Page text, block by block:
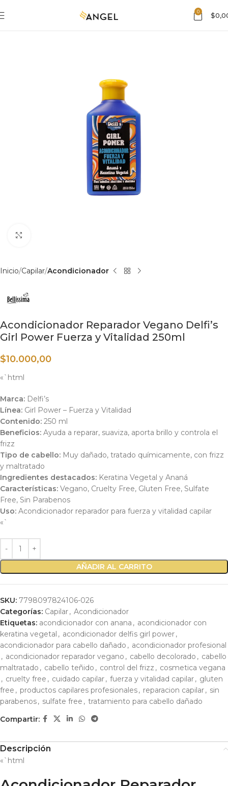
0 $
Inicio Capilar Acondicionador
Acondicionador Reparador Vegano Delfi’s
Girl Power Fuerza y Vitalidad 250ml
$10.000,00
«`html
Marca: Delfi’s
Línea: Girl Power – Fuerza y Vitalidad
Contenido: 250 ml
Beneficios: Ayuda a reparar, suaviza, aporta brillo y controla el
frizz
Tipo de cabello: Muy dañado, tratado químicamente, con frizz
y maltratado
Ingredientes destacados: Keratina Vegetal y Ananá
Características: Vegano, Cruelty Free, Gluten Free, Sulfate
Free, Sin Parabenos
Uso: Acondicionador reparador para fuerza y vitalidad capilar
«`
AÑADIR AL CARRITO
SKU: 7798097824106-026
Categorías: Capilar, Acondicionador
Etiquetas: acondicionador con anana , acondicionador con
keratina vegetal , acondicionador delfis girl power,
acondicionador para cabello dañado , acondicionador profesional
, acondicionador reparador vegano , cabello decolorado , cabello
maltratado , cabello teñido , control del frizz , cosmetica vegana
, cruelty free , cuidado capilar, fuerza y vitalidad capilar, gluten
free , productos capilares profesionales, reparacion capilar, sin
parabenos, sulfate free , tratamiento para cabello dañado
Compartir:
Descripción
«`html